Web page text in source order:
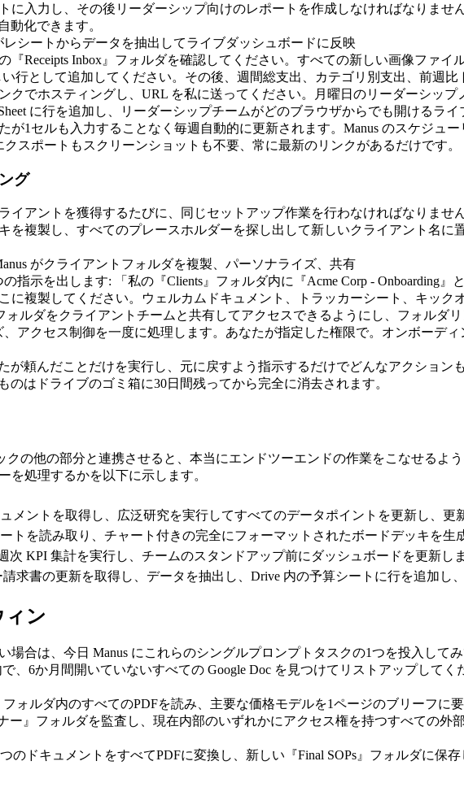
入力し、その後リーダーシップ向けのレポートを作成しなければなりません
動化できます。
『Receipts Inbox』フォルダを確認してください。すべての新しい画像ファイ
い行として追加してください。その後、週間総支出、カテゴリ別支出、前週
でホスティングし、URL を私に送ってください。月曜日のリーダーシップ
に行を追加し、リーダーシップチームがどのブラウザからでも開けるラ
が1セルも入力することなく毎週自動的に更新されます。Manus のスケジュ
スポートもスクリーンショットも不要、常に最新のリンクがあるだけです。
グ
イアントを獲得するたびに、同じセットアップ作業を行わなければなりませ
を複製し、すべてのプレースホルダーを探し出して新しいクライアント名に
指示を出します: 「私の『Clients』フォルダ内に『Acme Corp - Onboarding』
に複製してください。ウェルカムドキュメント、トラッカーシート、キック
ォルダをクライアントチームと共有してアクセスできるようにし、フォルダ
アクセス制御を一度に処理します。あなたが指定した権限で。オンボーデ
が頼んだことだけを実行し、元に戻すよう指示するだけでどんなアクション
はドライブのゴミ箱に30日間残ってから完全に消去されます。
の他の部分と連携させると、本当にエンドツーエンドの作業をこなせるよ
を処理するかを以下に示します。
メントを取得し、広泛研究を実行してすべてのデータポイントを更新し、更
トを読み取り、チャート付きの完全にフォーマットされたボードデッキを生
次 KPI 集計を実行し、チームのスタンドアップ前にダッシュボードを更新しま
求書の更新を取得し、データを抽出し、Drive 内の予算シートに行を追加し
ィン
合は、今日 Manus にこれらのシングルプロンプトタスクの1つを投入して
で、6か月間開いていないすべての Google Doc を見つけてリストアップして
ォルダ内のすべてのPDFを読み、主要な価格モデルを1ページのブリーフに
ー』フォルダを監査し、現在内部のいずれかにアクセス権を持つすべての外
のドキュメントをすべてPDFに変換し、新しい『Final SOPs』フォルダに保存